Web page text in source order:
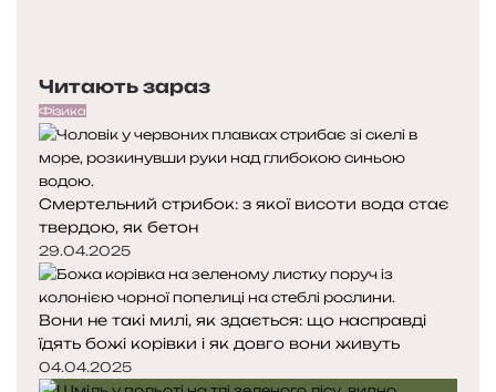
а
т
а
р
о
ф
а
і
с
т
р
е
д
н
я
с
т
о
р
і
н
к
а
т
у
п
н
а
с
т
о
р
і
н
к
а
Читають зараз
Фізика
Смертельний стрибок: з якої висоти вода стає
твердою, як бетон
29.04.2025
Вони не такі милі, як здається: що насправді
їдять божі корівки і як довго вони живуть
04.04.2025